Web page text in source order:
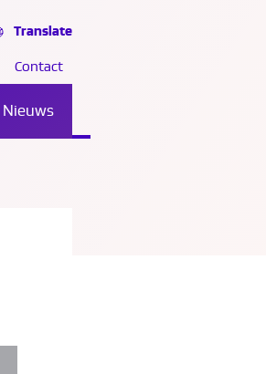
Nieuws
Contact
Translate